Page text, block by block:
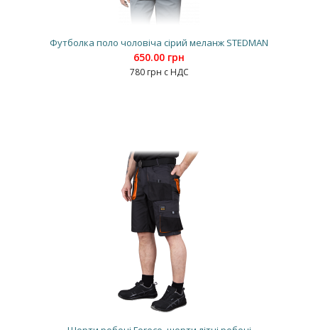
Футболка поло чоловіча сірий меланж STEDMAN
650.00 грн
780 грн с НДС